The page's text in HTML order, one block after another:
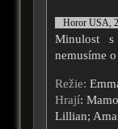
Horor USA,
Minulost
nemusíme
Režie:
Hrají:
Lillian;